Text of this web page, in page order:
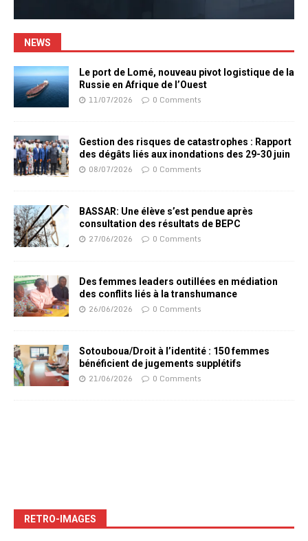
NEWS
Le port de Lomé, nouveau pivot logistique de la
Russie en Afrique de l’Ouest
11/07/2026 0 Comments
Gestion des risques de catastrophes : Rapport
des dégâts liés aux inondations des 29-30 juin
08/07/2026 0 Comments
BASSAR: Une élève s’est pendue après
consultation des résultats de BEPC
27/06/2026 0 Comments
Des femmes leaders outillées en médiation
des conflits liés à la transhumance
26/06/2026 0 Comments
Sotouboua/Droit à l’identité : 150 femmes
bénéficient de jugements supplétifs
21/06/2026 0 Comments
RETRO-IMAGES